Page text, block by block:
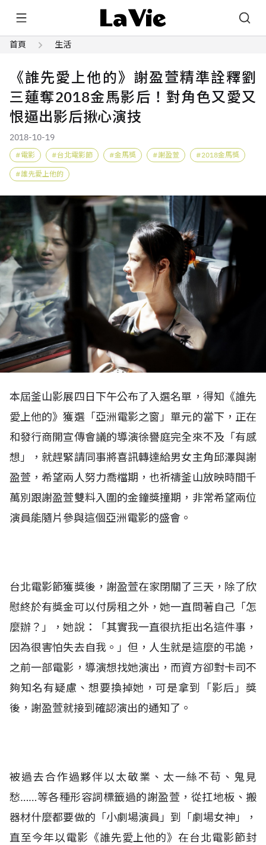
首頁 生活
《誰先愛上他的》謝盈萱精準詮釋劉
三蓮奪2018金馬影后！對角色又愛又
恨逼出影后揪心演技
2018-10-19
電影 台北電影節 金馬獎 謝盈萱 2018金馬獎
誰先愛上他的
本屆釜山影展四日下午公布了入選名單，得知《誰先
愛上他的》獲選「亞洲電影之窗」單元的當下，正在
和發行商開宣傳會議的導演徐譽庭完全來不及「有感
想」，就趕緊請同事將喜訊轉達給男女主角邱澤與謝
盈萱，希望兩人努力喬檔期，也祈禱釜山放映時間千
萬別跟謝盈萱雙料入圍的金鐘獎撞期，非常希望兩位
演員能隨片參與這個亞洲電影的盛會。
台北電影節獲獎後，謝盈萱在家閉關了三天，除了欣
慰終於有獎金可以付房租之外，她一直問著自己「怎
麼辦？」，她說：「其實我一直很抗拒出名這件事，
因為很害怕失去自我。」但，人生就是這麼的弔詭，
之前一部電影，導演想找她演出，而資方卻對卡司不
夠知名有疑慮、想要換掉她，可是拿到「影后」獎
後，謝盈萱就接到確認演出的通知了。
被過去合作過夥伴以太敬業、太一絲不苟、鬼見
愁……等各種形容詞標籤過的謝盈萱，從扛地板、搬
器材什麼都要做的「小劇場演員」到「劇場女神」，
直至今年以電影《誰先愛上他的》在台北電影節封